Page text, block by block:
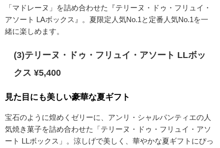
「マドレーヌ」を詰め合わせた『テリーヌ・ドゥ・フリュイ・
アソート LAボックス』。夏限定人気No.1と定番人気No.1を一
緒に楽しめます。
(3)テリーヌ・ドゥ・フリュイ・アソート LLボッ
クス ¥5,400
見た目にも美しい豪華な夏ギフト
宝石のように煌めくゼリーに、アンリ・シャルパンティエの人
気焼き菓子を詰め合わせた「テリーヌ・ドゥ・フリュイ・アソ
ート LLボックス」。涼しげで美しく、華やかな夏ギフトにぴっ